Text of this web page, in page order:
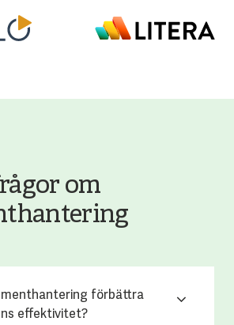
om
förbättra
effektivitet?